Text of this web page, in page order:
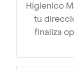
Higienico
tu
finaliza